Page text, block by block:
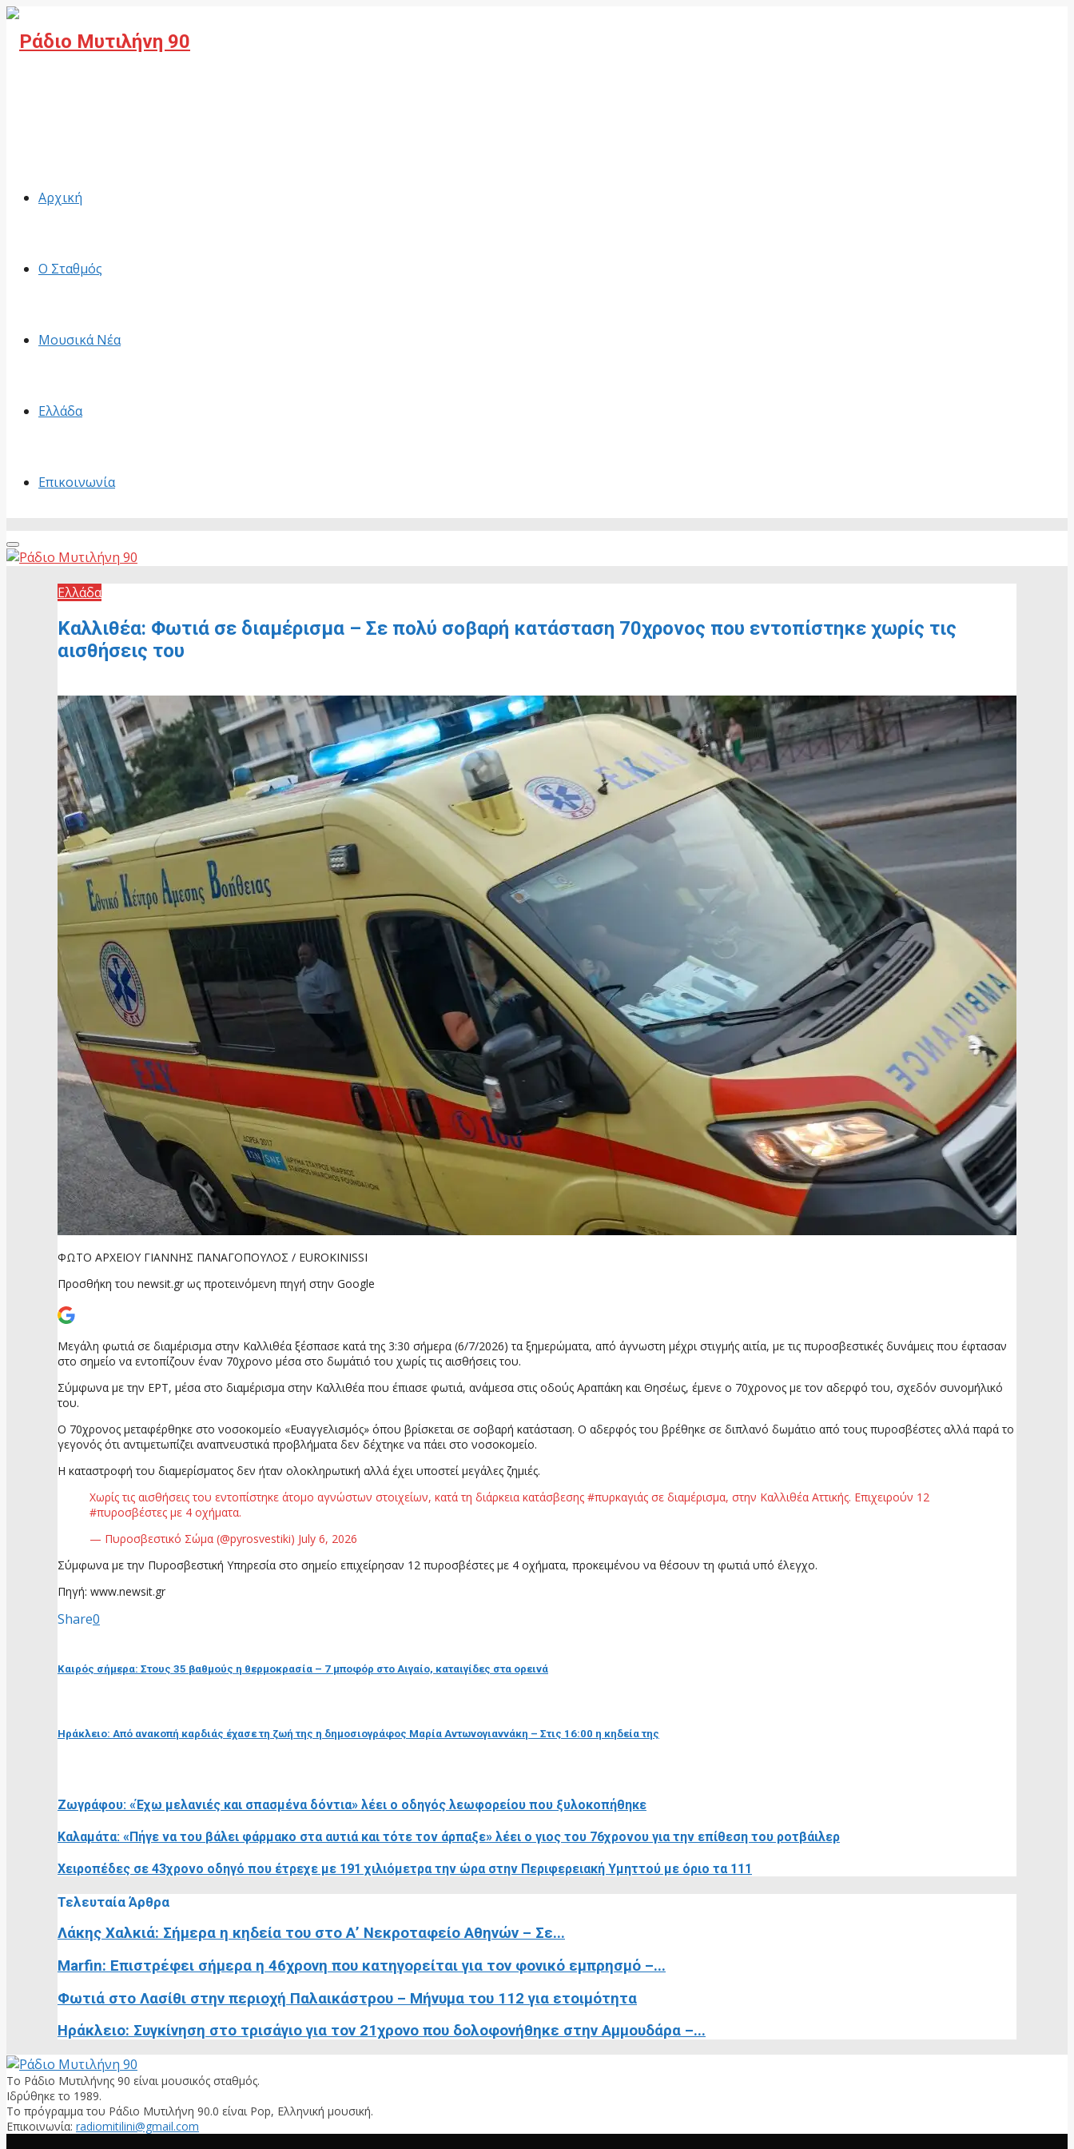
Αρχική
Ο Σταθμός
Μουσικά Νέα
Ελλάδα
Επικοινωνία
Primary
Menu
Ελλάδα
Καλλιθέα: Φωτιά σε διαμέρισμα – Σε πολύ σοβαρή κατάσταση 70χρονος που εντοπίστηκε χωρίς τις
αισθήσεις του
ΦΩΤΟ ΑΡΧΕΙΟΥ ΓΙΑΝΝΗΣ ΠΑΝΑΓΟΠΟΥΛΟΣ / EUROKINISSI
Προσθήκη του newsit.gr ως προτεινόμενη πηγή στην Google
Μεγάλη φωτιά σε διαμέρισμα στην Καλλιθέα ξέσπασε κατά της 3:30 σήμερα (6/7/2026) τα ξημερώματα, από άγνωστη μέχρι στιγμής αιτία, με τις πυροσβεστικές δυνάμεις που έφτασαν
στο σημείο να εντοπίζουν έναν 70χρονο μέσα στο δωμάτιό του χωρίς τις αισθήσεις του.
Σύμφωνα με την ΕΡΤ, μέσα στο διαμέρισμα στην Καλλιθέα που έπιασε φωτιά, ανάμεσα στις οδούς Αραπάκη και Θησέως, έμενε ο 70χρονος με τον αδερφό του, σχεδόν συνομήλικό
του.
Ο 70χρονος μεταφέρθηκε στο νοσοκομείο «Ευαγγελισμός» όπου βρίσκεται σε σοβαρή κατάσταση. Ο αδερφός του βρέθηκε σε διπλανό δωμάτιο από τους πυροσβέστες αλλά παρά το
γεγονός ότι αντιμετωπίζει αναπνευστικά προβλήματα δεν δέχτηκε να πάει στο νοσοκομείο.
Η καταστροφή του διαμερίσματος δεν ήταν ολοκληρωτική αλλά έχει υποστεί μεγάλες ζημιές.
Χωρίς τις αισθήσεις του εντοπίστηκε άτομο αγνώστων στοιχείων, κατά τη διάρκεια κατάσβεσης #πυρκαγιάς σε διαμέρισμα, στην Καλλιθέα Αττικής. Επιχειρούν 12
#πυροσβέστες με 4 οχήματα.
— Πυροσβεστικό Σώμα (@pyrosvestiki) July 6, 2026
Σύμφωνα με την Πυροσβεστική Υπηρεσία στο σημείο επιχείρησαν 12 πυροσβέστες με 4 οχήματα, προκειμένου να θέσουν τη φωτιά υπό έλεγχο.
Πηγή: www.newsit.gr
Share0
Καιρός σήμερα: Στους 35 βαθμούς η θερμοκρασία – 7 μποφόρ στο Αιγαίο, καταιγίδες στα ορεινά
Ηράκλειο: Από ανακοπή καρδιάς έχασε τη ζωή της η δημοσιογράφος Μαρία Αντωνογιαννάκη – Στις 16:00 η κηδεία της
Ζωγράφου: «Έχω μελανιές και σπασμένα δόντια» λέει ο οδηγός λεωφορείου που ξυλοκοπήθηκε
Καλαμάτα: «Πήγε να του βάλει φάρμακο στα αυτιά και τότε τον άρπαξε» λέει ο γιος του 76χρονου για την επίθεση του ροτβάιλερ
Χειροπέδες σε 43χρονο οδηγό που έτρεχε με 191 χιλιόμετρα την ώρα στην Περιφερειακή Υμηττού με όριο τα 111
Τελευταία Άρθρα
Λάκης Χαλκιά: Σήμερα η κηδεία του στο Α’ Νεκροταφείο Αθηνών – Σε...
Marfin: Επιστρέφει σήμερα η 46χρονη που κατηγορείται για τον φονικό εμπρησμό –...
Φωτιά στο Λασίθι στην περιοχή Παλαικάστρου – Μήνυμα του 112 για ετοιμότητα
Ηράκλειο: Συγκίνηση στο τρισάγιο για τον 21χρονο που δολοφονήθηκε στην Αμμουδάρα –...
Το Ράδιο Μυτιλήνης 90 είναι μουσικός σταθμός.
Ιδρύθηκε το 1989.
Το πρόγραμμα του Ράδιο Μυτιλήνη 90.0 είναι Pop, Ελληνική μουσική.
Επικοινωνία: radiomitilini@gmail.com